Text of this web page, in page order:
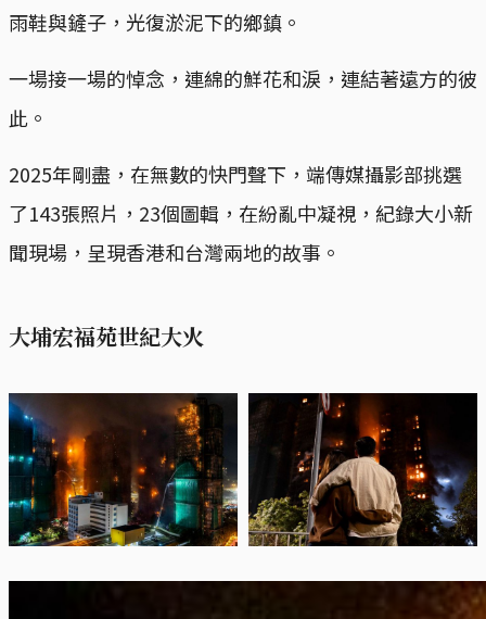
雨鞋與鏟子，光復淤泥下的鄉鎮。
一場接一場的悼念，連綿的鮮花和淚，連結著遠方的彼
此。
2025年剛盡，在無數的快門聲下，端傳媒攝影部挑選
了143張照片，23個圖輯，在紛亂中凝視，紀錄大小新
聞現場，呈現香港和台灣兩地的故事。
大埔宏福苑世紀大火